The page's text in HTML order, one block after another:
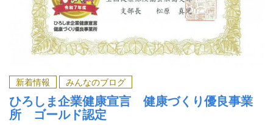
お問い合わせ
閉じる
新着情報 みんなのブログ
ひろしま企業健康宣言 健康づくり優良事業
所 ゴールド認定